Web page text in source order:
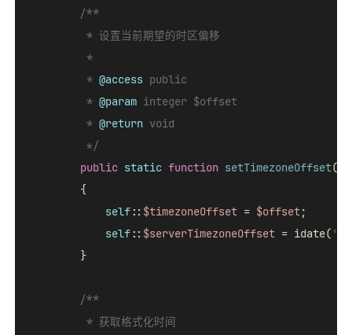
/**
         * 设置当前期望的时区偏移
         *
         *
@access public
         *
@param integer $offset
         *
@return void
         */
public static function setTimezoneOffset(
{
self:: $timezoneOffset = $offset;
self:: $serverTimezoneOffset = idate( 'Z'
        }
/**
         * 获取格式化时间